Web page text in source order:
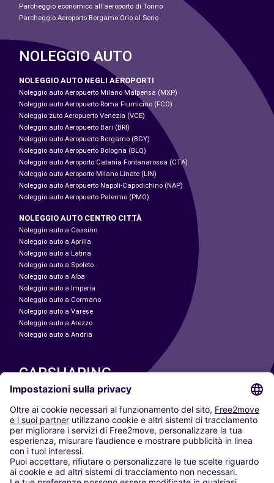
Parcheggio economico all'aeroporto di Torino
Parcheggio Aeroporto Bergamo-Orio al Serio
NOLEGGIO AUTO
NOLEGGIO AUTO NEGLI AEROPORTI
Noleggio auto Aeropuerto Milano Malpensa (MXP)
Noleggio auto Aeropuerto Roma Fiumicino (FCO)
Noleggio zuto Aeropuerto Venezia (VCE)
Noleggio auto Aeropuerto Bari (BRI)
Noleggio auto Aeropuerto Bergamo (BGY)
Noleggio auto Aeropuerto Bologna (BLQ)
Noleggio auto Aeroporto Catania Fontanarossa (CTA)
Noleggio auto Aeroporto Milano Linate (LIN)
Noleggio auto Aeropuerto Napoli-Capodichino (NAP)
Noleggio auto Aeropuerto Palermo (PMO)
NOLEGGIO AUTO CENTRO CITTÀ
Noleggio auto a Cassino
Noleggio auto a Aprilia
Noleggio auto a Latina
Noleggio auto a Spoleto
Noleggio auto a Alba
Noleggio auto a Imperia
Noleggio auto a Cormano
Noleggio auto a Varese
Noleggio auto a Arezzo
Noleggio auto a Andria
CARSHARING
LE NOSTRE CITTÀ
Paris
Madrid
Washington DC
Milano
Roma
Torino
Vienna